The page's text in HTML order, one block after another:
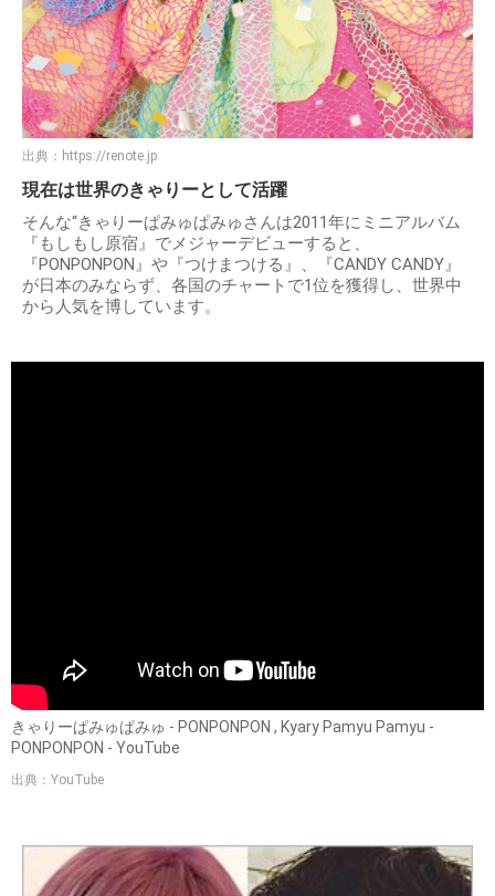
出典： https://renote.jp
現在は世界のきゃりーとして活躍
そんな“きゃりーぱみゅぱみゅさんは2011年にミニアルバム
『もしもし原宿』でメジャーデビューすると、
『PONPONPON』や『つけまつける』、『CANDY CANDY』
が日本のみならず、各国のチャートで1位を獲得し、世界中
から人気を博しています。
きゃりーぱみゅぱみゅ - PONPONPON , Kyary Pamyu Pamyu -
PONPONPON - YouTube
出典：YouTube